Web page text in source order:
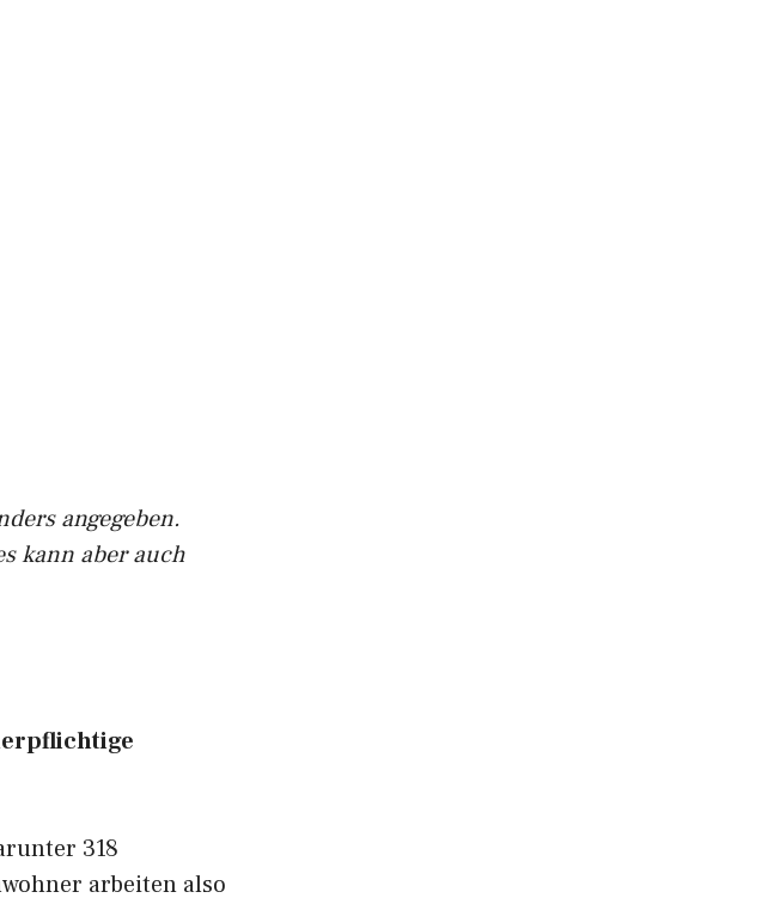
angegeben.
kann aber auch
318
arbeiten also